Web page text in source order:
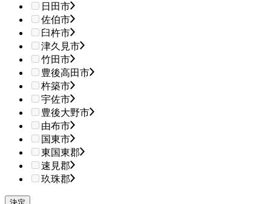
日田市
佐伯市
臼杵市
津久見市
竹田市
豊後高田市
杵築市
宇佐市
豊後大野市
由布市
国東市
東国東郡
速見郡
玖珠郡